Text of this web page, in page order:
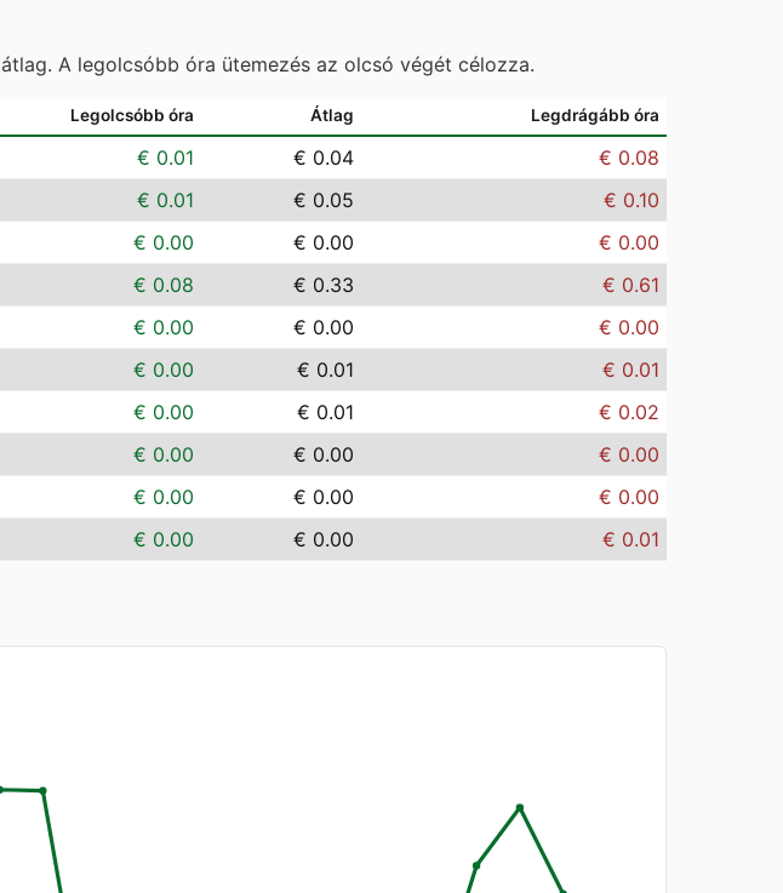
A legolcsóbb óra ütemezés az olcsó végét célozza.
Legolcsóbb óra Átlag Legdrágább óra
€ 0.01 € 0.04
€ 0.08
€ 0.01 € 0.05
€ 0.10
€ 0.00 € 0.00
€ 0.00
€ 0.08 € 0.33
€ 0.61
€ 0.00 € 0.00
€ 0.00
€ 0.00 € 0.01
€ 0.01
€ 0.00 € 0.01
€ 0.02
€ 0.00 € 0.00
€ 0.00
€ 0.00 € 0.00
€ 0.00
€ 0.00 € 0.00 € 0.01